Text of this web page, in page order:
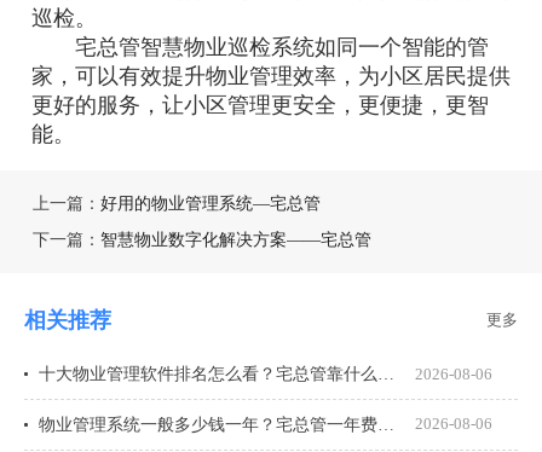
巡检。
宅总管智慧物业巡检系统如同一个智能的管
家，可以有效提升物业管理效率，为小区居民提供
更好的服务，让小区管理更安全，更便捷，更智
能。
上一篇： 好用的物业管理系统—宅总管
下一篇： 智慧物业数字化解决方案——宅总管
相关推荐 更多
2026-08-06
2026-08-06